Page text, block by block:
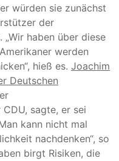
würden sie zunächst
der
haben über diese
werden
hieß es. Joachim
Deutschen
sagte, er sei
kann nicht mal
nachdenken“, so
birgt Risiken, die